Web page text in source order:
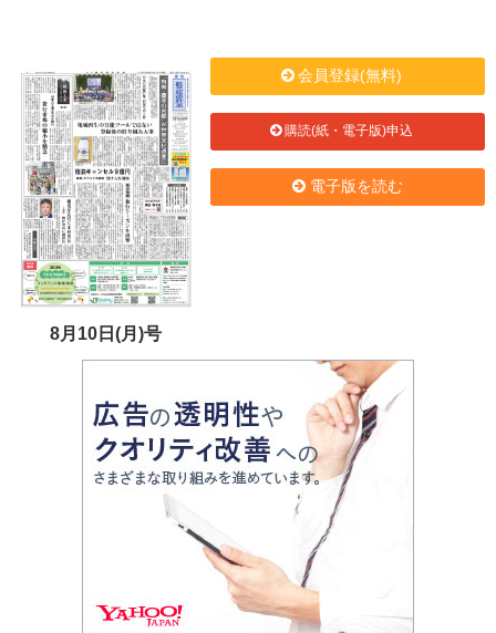
8月10日(月)号
会員登録(無料)
購読(紙・電子版)申込
電子版を読む